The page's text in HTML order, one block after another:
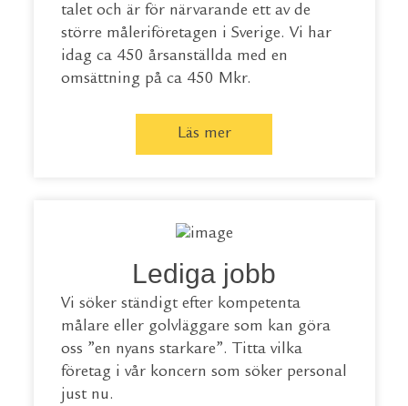
talet och är för närvarande ett av de
större måleriföretagen i Sverige. Vi har
idag ca 450 årsanställda med en
omsättning på ca 450 Mkr.
Läs mer
Lediga jobb
Vi söker ständigt efter kompetenta
målare eller golvläggare som kan göra
oss ”en nyans starkare”. Titta vilka
företag i vår koncern som söker personal
just nu.